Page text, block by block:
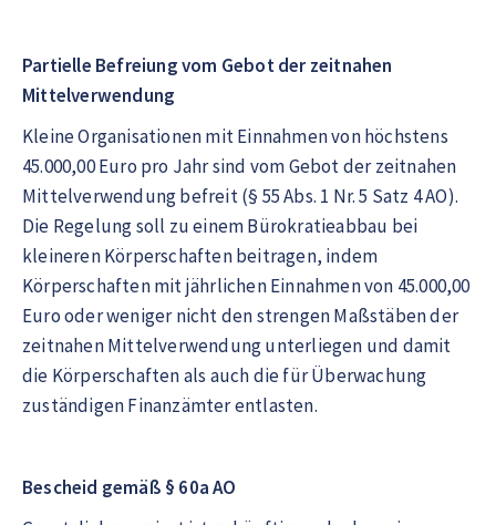
Partielle Befreiung vom Gebot der zeitnahen
Mittelverwendung
Kleine Organisationen mit Einnahmen von höchstens
45.000,00 Euro pro Jahr sind vom Gebot der zeitnahen
Mittelverwendung befreit (§ 55 Abs. 1 Nr. 5 Satz 4 AO).
Die Regelung soll zu einem Bürokratieabbau bei
kleineren Körperschaften beitragen, indem
Körperschaften mit jährlichen Einnahmen von 45.000,00
Euro oder weniger nicht den strengen Maßstäben der
zeitnahen Mittelverwendung unterliegen und damit
die Körperschaften als auch die für Überwachung
zuständigen Finanzämter entlasten.
Bescheid gemäß § 60a AO